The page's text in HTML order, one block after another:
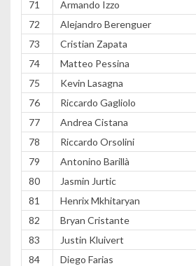
71
Armando Izzo
72
Alejandro Berenguer
73
Cristian Zapata
74
Matteo Pessina
75
Kevin Lasagna
76
Riccardo Gagliolo
77
Andrea Cistana
78
Riccardo Orsolini
79
Antonino Barillà
80
Jasmin Jurtic
81
Henrix Mkhitaryan
82
Bryan Cristante
83
Justin Kluivert
84
Diego Farias